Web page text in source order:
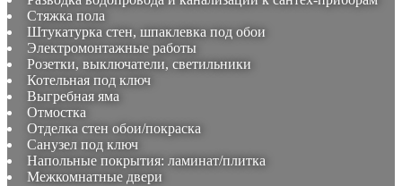
Стяжка пола
Штукатурка стен, шпаклевка под обои
Электромонтажные работы
Розетки, выключатели, светильники
Котельная под ключ
Выгребная яма
Отмостка
Отделка стен обои/покраска
Санузел под ключ
Напольные покрытия: ламинат/плитка
Межкомнатные двери